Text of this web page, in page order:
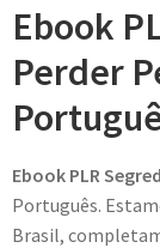
Ebook
Perder
Ebook PLR
Português.
Brasil,